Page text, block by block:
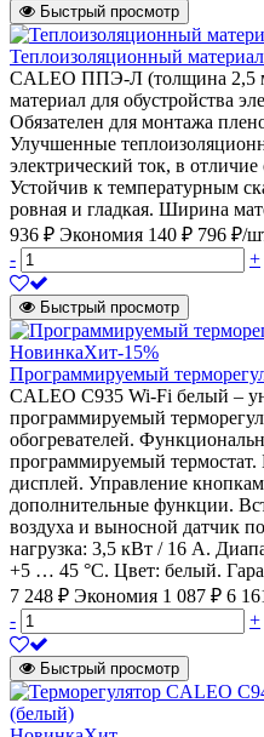
Быстрый просмотр
Теплоизоляционный
CALEO ППЭ-Л (толщина 2,5
материал для обустройства
Обязателен для монтажа
Улучшенные
электрический ток, в
Устойчив к температурным
ровная и гладкая. Ширина
936 ₽ Экономия 140 ₽ 796 ₽/
-
+
Быстрый просмотр
НовинкаХит-15%
Программируемый
CALEO С935 Wi-Fi белый –
программируемый
обогревателей.
программируемый
дисплей. Управление
дополнительные функции.
воздуха и выносной датчик
нагрузка: 3,5 кВт / 16 А.
+5 … 45 °С. Цвет: белый.
7 248 ₽ Экономия 1 087 ₽ 6
-
+
Быстрый просмотр